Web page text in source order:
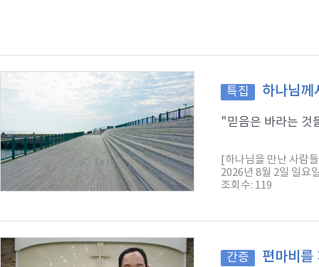
특집 하나님께
"믿음은 바라는 것
[하나님을 만난 사람
2026년 8월 2일 일요
조회수: 119
간증 편마비를